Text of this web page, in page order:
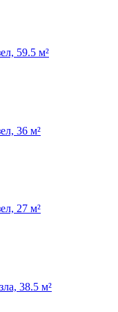
59.5 м²
36 м²
27 м²
38.5 м²